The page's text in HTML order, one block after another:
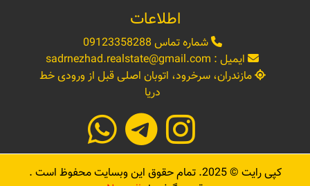
اطلاعات
شماره تماس 09123358288
ایمیل : sadrnezhad.realstate@gmail.com
مازندران، سرخرود، اتوبان اصلی قبل از ورودی خط
دریا
کپی رایت ©2025. تمام حقوق این وبسایت محفوظ است .